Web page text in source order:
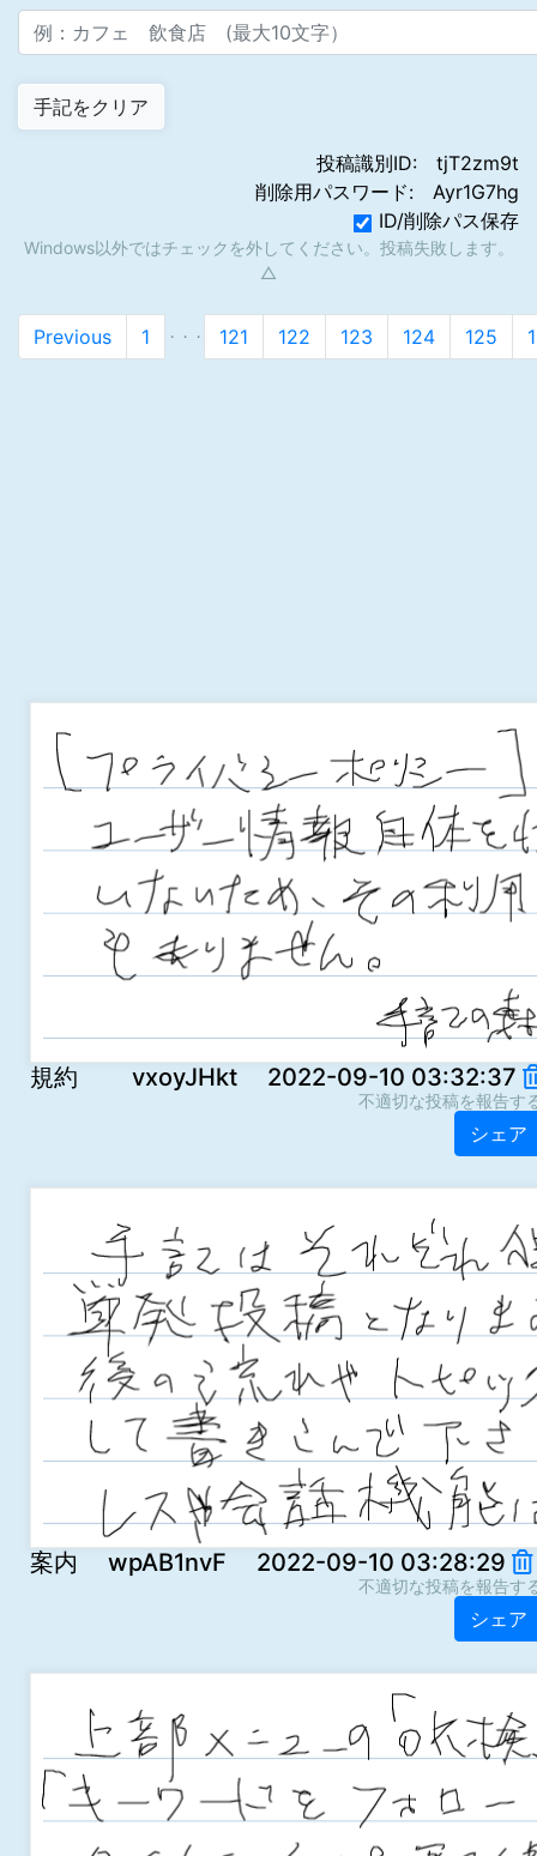
投稿識別ID: tjT2zm9t
削除用パスワード: Ayr1G7hg
ID/削除パス保存
Windows以外ではチェックを外してください。投稿失敗します。
△
Previous 1 ・・・ 121 122 123 124 125
規約 vxoyJHkt 2022-09-10 03:32:37
不適切な投稿を報告す
シェア
案内 wpAB1nvF 2022-09-10 03:28:29
不適切な投稿を報告す
シェア